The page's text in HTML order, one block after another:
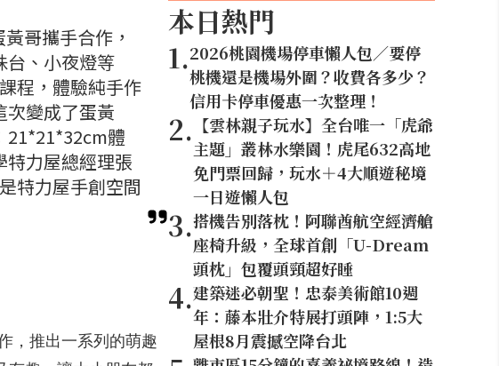
哥攜手合作，
台、小夜燈等
程，體驗純手作
次變成了蛋黃
21*21*32cm體
力屋總經理張
特力屋手創空間
，推出一系列的萌趣
本日熱門
1.2026桃園機場停車懶人包／要停
桃機還是機場外圍？收費各多少？
信用卡停車優惠一次整理！
2. 【雲林親子玩水】全台唯一「虎爺
主題」叢林水樂園！虎尾632高地
免門票回歸，玩水＋4大順遊秘境
一日遊懶人包
3.搭機告別落枕！阿聯酋航空經濟艙
座椅升級，全球首創「U-Dream
頭枕」包覆頭頸超好睡
4.建築迷必朝聖！忠泰美術館10週
年：藤本壯介特展打頭陣，1:5大
屋根8月震撼空降台北